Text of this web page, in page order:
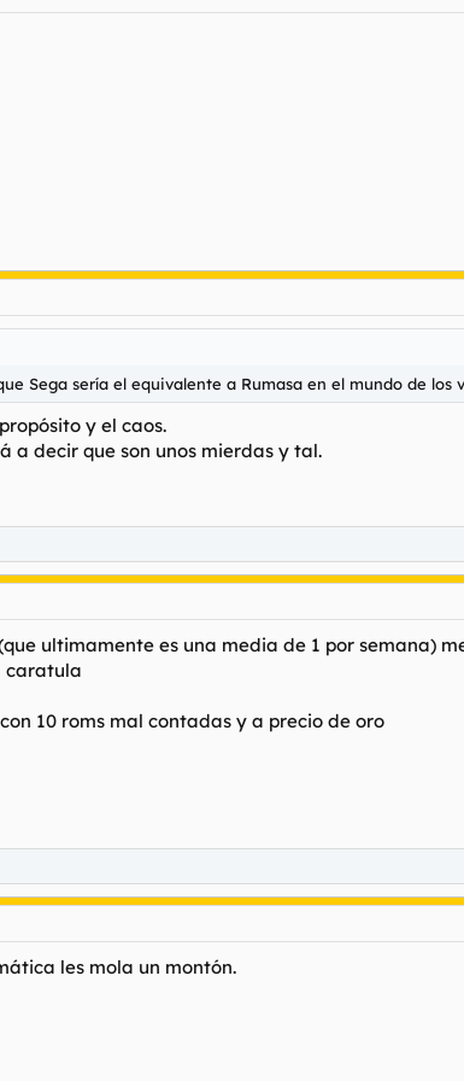
Sega sería el equivalente a Rumasa en el mundo de los
y el caos.
a decir que son unos mierdas y tal.
ultimamente es una media de 1 por semana)
caratula
10 roms mal contadas y a precio de oro
les mola un montón.